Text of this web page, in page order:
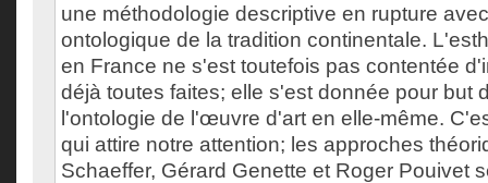
une méthodologie descriptive en rupture
ontologique de la tradition continentale.
en France ne s'est toutefois pas contentée
déjà toutes faites; elle s'est donnée pour but
l'ontologie de l'œuvre d'art en elle-même.
qui attire notre attention; les approches
Schaeffer, Gérard Genette et Roger Pouivet